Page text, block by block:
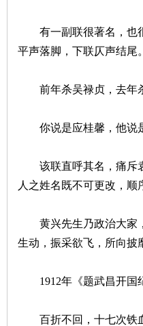
有一副联很著名，也很
平声落脚，下联仄声结尾
前年杀吴禄贞，去年杀
你说是应桂馨，他说是
该联直呼其名，痛斥袁
人之姓名既不可更改，
黄兴先生乃政治大家，
生动，振采欲飞，所向披
1912年《题武昌开国
百折不回，十七次铁血